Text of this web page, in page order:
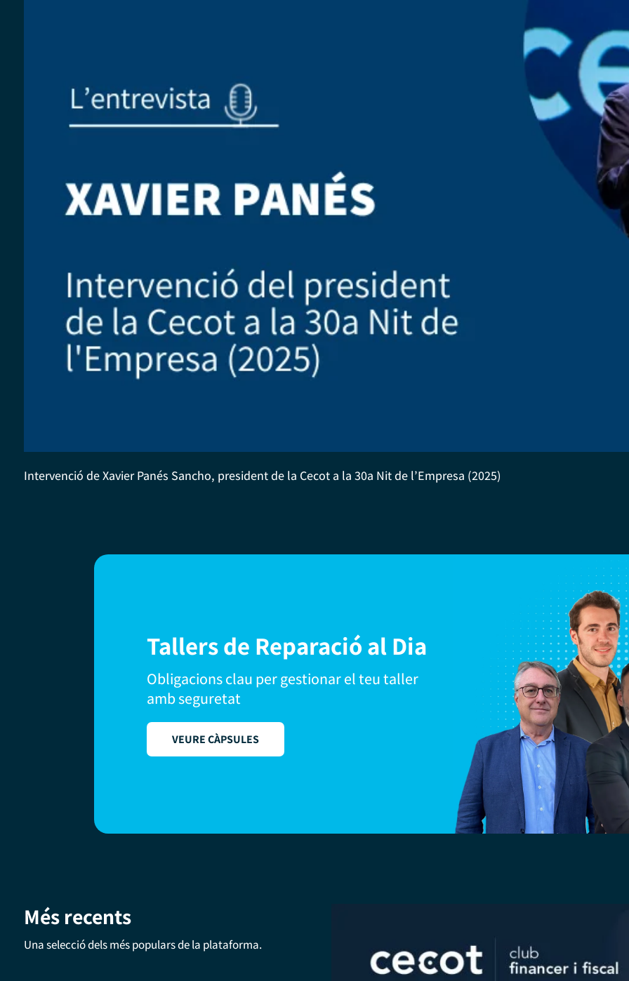
Intervenció de Xavier Panés Sancho, president de la Cecot a la 30a Nit de l’Empresa (2025)
Tallers de Reparació al Dia
Obligacions clau per gestionar el teu taller
amb seguretat
VEURE CÀPSULES
Més recents
Una selecció dels més populars de la plataforma.